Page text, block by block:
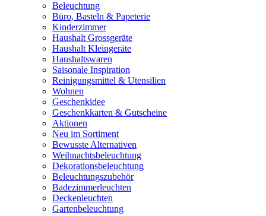
Beleuchtung
Büro, Basteln & Papeterie
Kinderzimmer
Haushalt Grossgeräte
Haushalt Kleingeräte
Haushaltswaren
Saisonale Inspiration
Reinigungsmittel & Utensilien
Wohnen
Geschenkidee
Geschenkkarten & Gutscheine
Aktionen
Neu im Sortiment
Bewusste Alternativen
Weihnachtsbeleuchtung
Dekorationsbeleuchtung
Beleuchtungszubehör
Badezimmerleuchten
Deckenleuchten
Gartenbeleuchtung